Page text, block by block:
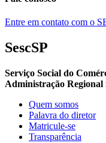
Entre em contato com o
SescSP
Serviço Social do
Administração Regional
Quem somos
Palavra do diretor
Matricule-se
Transparência